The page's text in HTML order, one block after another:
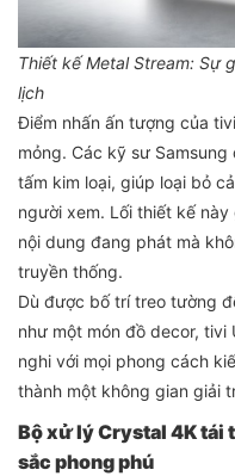
Thiết kế Metal Stream: Sự
lịch
Điểm nhấn ấn tượng của
mỏng. Các kỹ sư
tấm kim loại, giúp loại bỏ
người xem. Lối thiết kế
nội dung đang phát mà
truyền thống.
Dù được bố trí treo tường
như một món đồ decor,
nghi với mọi phong cách
thành một không gian giải
Bộ xử lý Crystal 4K tái
sắc phong phú